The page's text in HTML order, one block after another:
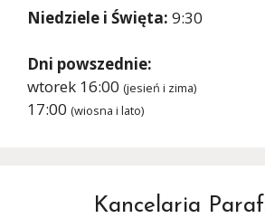
Niedziele i Święta: 9:30
Dni powszednie:
wtorek 16:00 (jesień i zima)
17:00 (wiosna i lato)
Kancelaria